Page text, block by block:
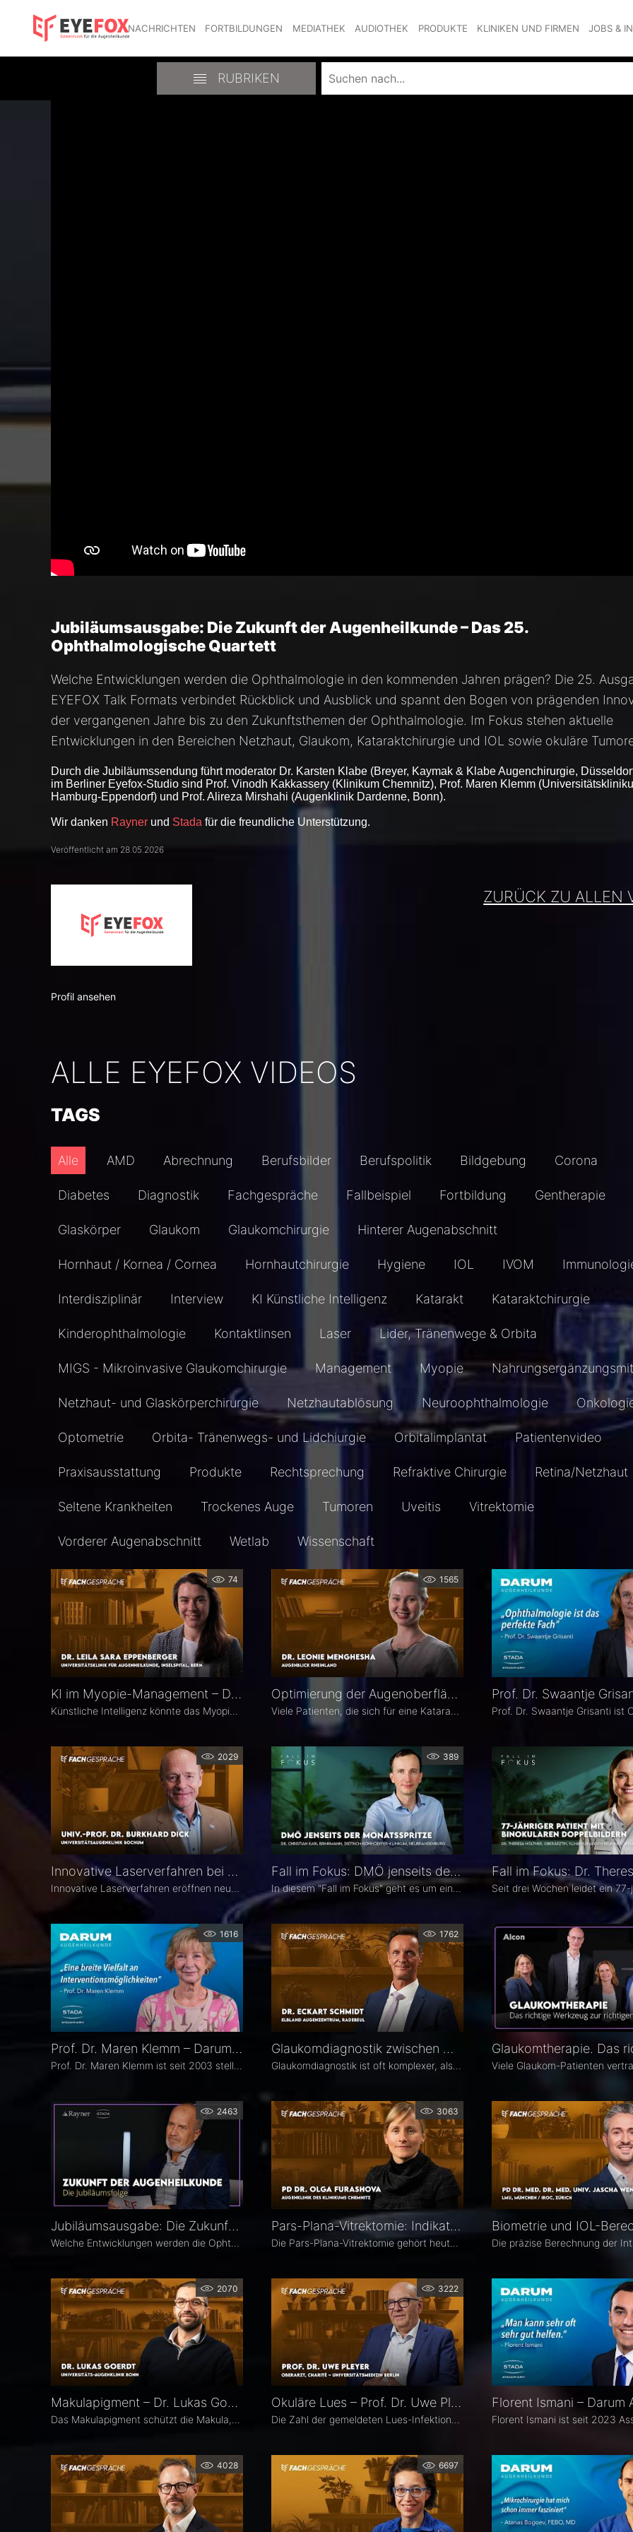
NACHRICHTEN FORTBILDUNGEN MEDIATHEK AUDIOTHEK PRODUKTE KLINIKEN UND FIRMEN JOBS &
RUBRIKEN
Jubiläumsausgabe: Die Zukunft der Augenheilkunde – Das 25.
Ophthalmologische Quartett
Welche Entwicklungen werden die Ophthalmologie in den kommenden Jahren prägen? Die 25.
EYEFOX Talk Formats verbindet Rückblick und Ausblick und spannt den Bogen von prägenden
der vergangenen Jahre bis zu den Zukunftsthemen der Ophthalmologie. Im Fokus stehen aktuelle
Entwicklungen in den Bereichen Netzhaut, Glaukom, Kataraktchirurgie und IOL sowie okuläre
Durch die Jubiläumssendung führt moderator Dr. Karsten Klabe (Breyer, Kaymak & Klabe Augenchirurgie,
im Berliner Eyefox-Studio sind Prof. Vinodh Kakkassery (Klinikum Chemnitz), Prof. Maren Klemm
Hamburg-Eppendorf) und Prof. Alireza Mirshahi (Augenklinik Dardenne, Bonn).
Wir danken Rayner und Stada für die freundliche Unterstützung.
Veröffentlicht am 28.05.2026
Profil ansehen
ZURÜCK ZU ALLEN
ALLE EYEFOX VIDEOS
TAGS
Alle AMD Abrechnung Berufsbilder Berufspolitik Bildgebung Corona
Diabetes Diagnostik Fachgespräche Fallbeispiel Fortbildung Gentherapie
Glaskörper Glaukom Glaukomchirurgie Hinterer Augenabschnitt
Hornhaut / Kornea / Cornea Hornhautchirurgie Hygiene IOL IVOM
Interdisziplinär Interview KI Künstliche Intelligenz Katarakt Kataraktchirurgie
Kinderophthalmologie Kontaktlinsen Laser Lider, Tränenwege & Orbita
MIGS - Mikroinvasive Glaukomchirurgie Management Myopie
Netzhaut- und Glaskörperchirurgie Netzhautablösung Neuroophthalmologie
Optometrie Orbita- Tränenwegs- und Lidchiurgie Orbitalimplantat Patientenvideo
Praxisausstattung Produkte Rechtsprechung Refraktive Chirurgie Retina/Netzhaut
Seltene Krankheiten Trockenes Auge Tumoren Uveitis Vitrektomie
Vorderer Augenabschnitt Wetlab Wissenschaft
74
KI im Myopie-Management – Dr. Leila Sara Eppenberger
1565
Optimierung der Augenoberfläche vor Katarakt- und Refraktiver Operation – Dr. Leonie Menghesha
2029
Innovative Laserverfahren bei Katarakt und Glaukom – Univ.-Prof. Dr. Burkhard Dick
389
Fall im Fokus: DMÖ jenseits der Monatsspritze – Dr. Christian Karl Brinkmann
1616
Prof. Dr. Maren Klemm – Darum Augenheilkunde
1762
Glaukomdiagnostik zwischen OCT, Augeninnendruck und Gesichtsfeld – Dr. Eckart Schmidt
2463
Jubiläumsausgabe: Die Zukunft der Augenheilkunde – Das 25. Ophthalmologische Quartett
3063
Pars-Plana-Vitrektomie: Indikation, Timing und Technik – PD Dr. Olga Furashova
2070
Makulapigment – Dr. Lukas Goerdt
Das Makulapigment schützt die Makula, indem es blaues Licht filtert und freie Radikale neutralisiert. Warum dieser natürliche Schutzmechanismus für die Augenheilkunde so spannend ist, welche Rolle die optische Dichte des Makulapigments (MPOD) bei Erkrankungen wie AMD und Glaukom spielt und ob Nahrungsergänzungsmittel zur Stabilisierung der MPOD sinnvoll sein können, erklärt Dr. Lukas Goerdt, Assistenzarzt an der Universitätsaugenklinik Bonn.
3222
Okuläre Lues – Prof. Dr. Uwe Pleyer
Die Zahl der gemeldeten Lues-Infektionen in Deutschland ist in den vergangenen Jahren kontinuierlich angestiegen und erreichte 2024 einen neuen Höchststand. Aufgrund des vielgestaltigen klinischen Erscheinungsbildes gilt die okuläre Lues als „Chamäleon der Augenheilkunde" und wird nicht selten erst verzögert diagnostiziert.
4028 6697